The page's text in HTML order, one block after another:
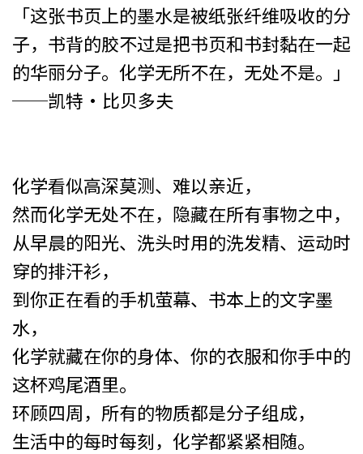
「这张书页上的墨水是被纸张纤维吸收的分
子，书背的胶不过是把书页和书封黏在一起
的华丽分子。化学无所不在，无处不是。」
──凯特‧比贝多夫
化学看似高深莫测、难以亲近，
然而化学无处不在，隐藏在所有事物之中，
从早晨的阳光、洗头时用的洗发精、运动时
穿的排汗衫，
到你正在看的手机萤幕、书本上的文字墨
水，
化学就藏在你的身体、你的衣服和你手中的
这杯鸡尾酒里。
环顾四周，所有的物质都是分子组成，
生活中的每时每刻，化学都紧紧相随。